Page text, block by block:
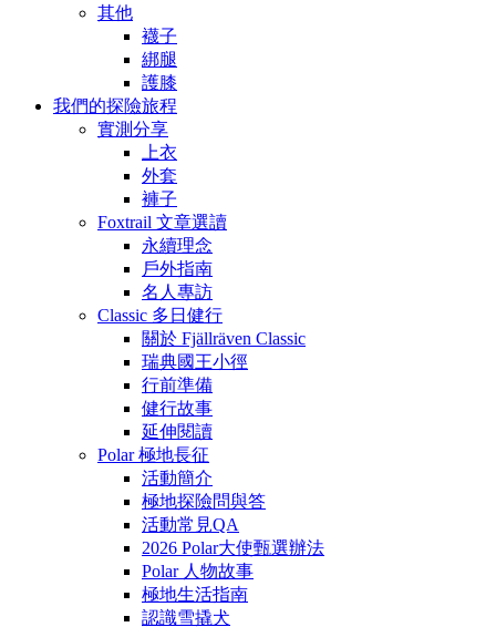
其他
襪子
綁腿
護膝
我們的探險旅程
實測分享
上衣
外套
褲子
Foxtrail 文章選讀
永續理念
戶外指南
名人專訪
Classic 多日健行
關於 Fjällräven Classic
瑞典國王小徑
行前準備
健行故事
延伸閱讀
Polar 極地長征
活動簡介
極地探險問與答
活動常見QA
2026 Polar大使甄選辦法
Polar 人物故事
極地生活指南
認識雪撬犬